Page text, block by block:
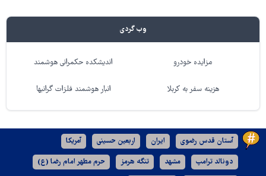
وب گردی
مزایده خودرو اندیشکده حکمرانی هوشمند
هزینه سفر به کربلا انبار هوشمند فلزات گرانبها
آستان قدس رضوی ایران اربعین حسینی آمریکا
دونالد ترامپ مشهد تنگه هرمز حرم مطهر امام رضا (ع)